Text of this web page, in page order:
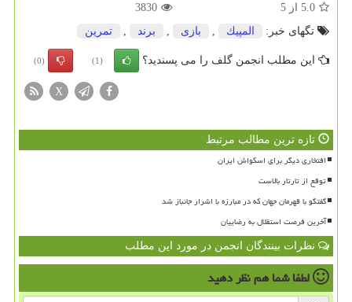
5.0 از 5
3830
تگهای خبر:
المپیك بازی برند تمرین
این مطلب انجمن گلف را می پسندید؟ (1)
(0)
X
تازه ترین مطالب مرتبط
افتخاری دیگر برای اسکواش ایران
توقع از تارتار بالاست
گفتگو با قهرمان جهان که در مبارزه با اشرار جانباز شد
آخرین فرصت استقلال به رضاییان
نظرات بینندگان انجمن در مورد این مطلب
لطفا شما همنظر دهید